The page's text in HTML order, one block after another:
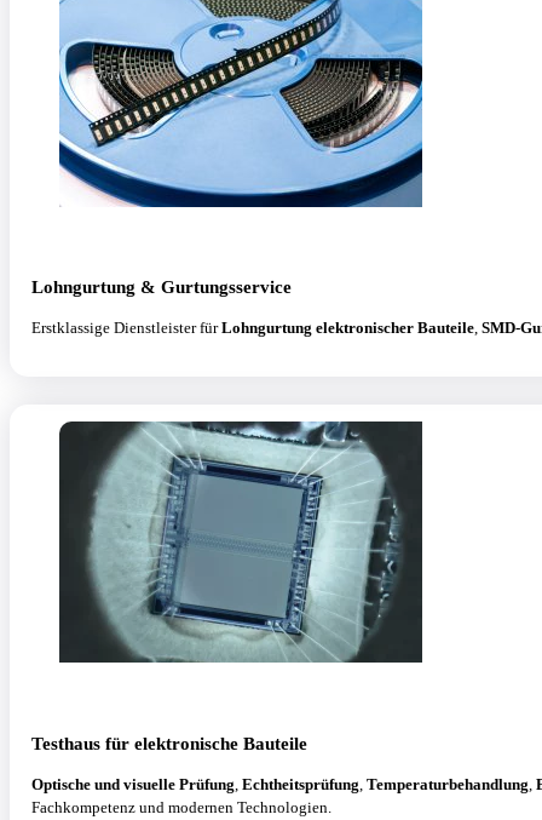
Lohngurtung & Gurtungsservice
Erstklassige Dienstleister fürLohngurtung elektronischer Bauteile, SMD-
Testhaus für elektronische Bauteile
Optische und visuelle Prüfung Echtheitsprüfung Temperaturbehandlung
Fachkompetenz und modernen Technologien.